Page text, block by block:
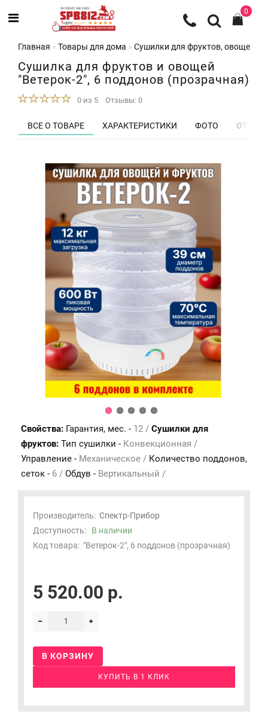
0
Главная Товары для дома Сушилки для фруктов, овощей и
Сушилка для фруктов и овощей
"Ветерок-2", 6 поддонов (прозрачная)
0 из 5 Отзывы: 0
ВСЕ О ТОВАРЕ ХАРАКТЕРИСТИКИ ФОТО
Свойства: Гарантия, мес. - 12 / Сушилки для
фруктов: Тип сушилки - Конвекционная /
Управление - Механическое / Количество поддонов,
сеток - 6 / Обдув - Вертикальный /
Производитель: Спектр-Прибор
Доступность: В наличии
Код товара: "Ветерок-2", 6 поддонов (прозрачная)
5 520.00 р.
В КОРЗИНУ
КУПИТЬ В 1 КЛИК